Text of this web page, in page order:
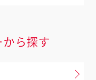
ら探す